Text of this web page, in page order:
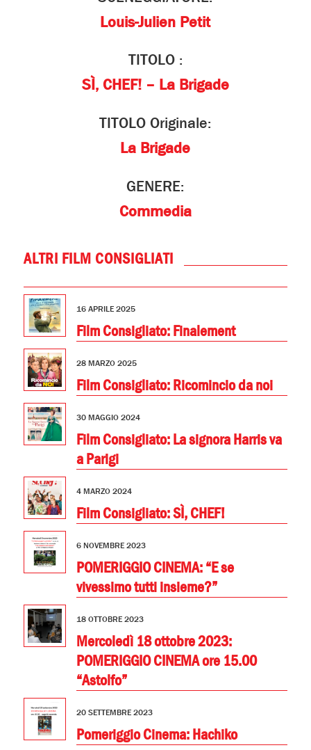
Louis-Julien Petit
TITOLO :
SÌ, CHEF! – La Brigade
TITOLO Originale:
La Brigade
GENERE:
Commedia
ALTRI FILM CONSIGLIATI
16 APRILE 2025
Film Consigliato: Finalement
28 MARZO 2025
Film Consigliato: Ricomincio da noi
30 MAGGIO 2024
Film Consigliato: La signora Harris va
a Parigi
4 MARZO 2024
Film Consigliato: SÌ, CHEF!
6 NOVEMBRE 2023
POMERIGGIO CINEMA: “E se
vivessimo tutti insieme?”
18 OTTOBRE 2023
Mercoledì 18 ottobre 2023:
POMERIGGIO CINEMA ore 15.00
“Astolfo”
20 SETTEMBRE 2023
Pomeriggio Cinema: Hachiko